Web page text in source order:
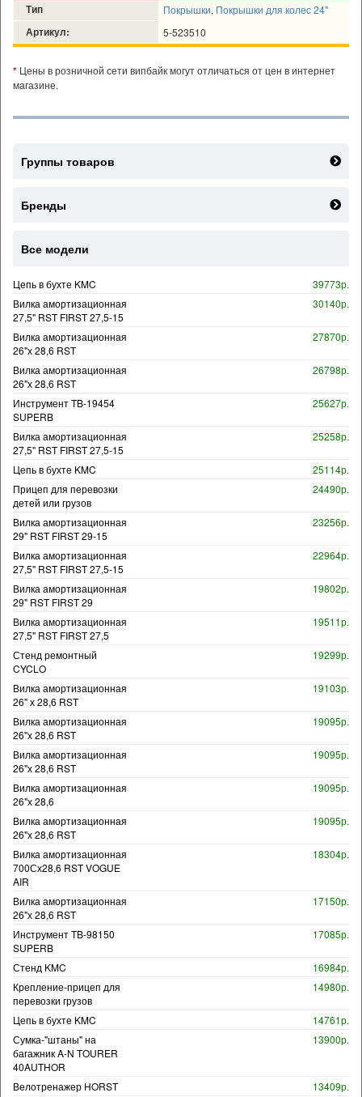
Тип Покрышки, Покрышки для колес 24"
Артикул: 5-523510
* Цены в розничной сети випбайк могут отличаться от цен в интернет
магазине.
Группы товаров
Бренды
Все модели
Цепь в бухте KMC
39773р.
Вилка амортизационная
27,5" RST FIRST 27,5-15
30140р.
Вилка амортизационная
26"х 28,6 RST
27870р.
Вилка амортизационная
26"х 28,6 RST
26798р.
Инструмент TB-19454
SUPERB
25627р.
Вилка амортизационная
27,5" RST FIRST 27,5-15
25258р.
Цепь в бухте KMC
25114р.
Прицеп для перевозки
детей или грузов
24490р.
Вилка амортизационная
29" RST FIRST 29-15
23256р.
Вилка амортизационная
27,5" RST FIRST 27,5-15
22964р.
Вилка амортизационная
29" RST FIRST 29
19802р.
Вилка амортизационная
27,5" RST FIRST 27,5
19511р.
Стенд ремонтный
CYCLO
19299р.
Вилка амортизационная
26" х 28,6 RST
19103р.
Вилка амортизационная
26"х 28,6 RST
19095р.
Вилка амортизационная
26"х 28,6 RST
19095р.
Вилка амортизационная
26"х 28,6
19095р.
Вилка амортизационная
26"х 28,6 RST
19095р.
Вилка амортизационная
700Сх28,6 RST VOGUE
AIR
18304р.
Вилка амортизационная
26"х 28,6 RST
17150р.
Инструмент TB-98150
SUPERB
17085р.
Стенд KMC
16984р.
Крепление-прицеп для
перевозки грузов
14980р.
Цепь в бухте KMC
14761р.
Сумка-"штаны" на
багажник A-N TOURER
40AUTHOR
13900р.
Велотренажер HORST 13409р.